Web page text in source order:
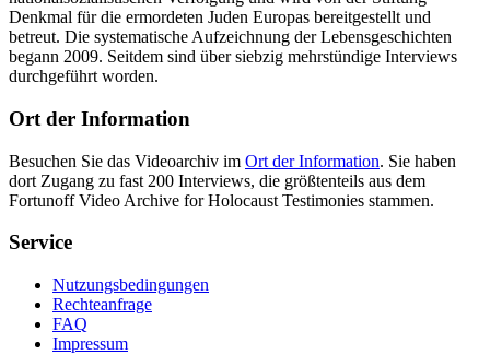
Denkmal für die ermordeten Juden Europas bereitgestellt und
betreut. Die systematische Aufzeichnung der Lebensgeschichten
begann 2009. Seitdem sind über siebzig mehrstündige Interviews
durchgeführt worden.
Ort der Information
Besuchen Sie das Videoarchiv im Ort der Information. Sie haben
dort Zugang zu fast 200 Interviews, die größtenteils aus dem
Fortunoff Video Archive for Holocaust Testimonies stammen.
Service
Nutzungsbedingungen
Rechteanfrage
FAQ
Impressum